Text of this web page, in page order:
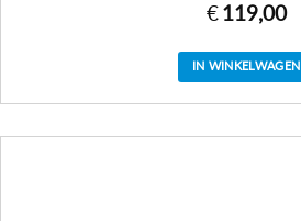
€ 119,00
IN WINKELWAGEN